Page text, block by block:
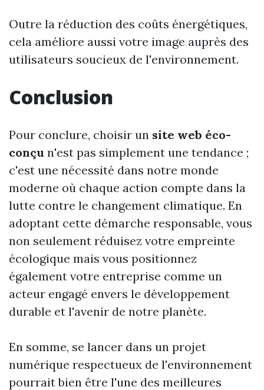
Outre la réduction des coûts énergétiques,
cela améliore aussi votre image auprès des
utilisateurs soucieux de l'environnement.
Conclusion
Pour conclure, choisir un site web éco-
conçu n'est pas simplement une tendance ;
c'est une nécessité dans notre monde
moderne où chaque action compte dans la
lutte contre le changement climatique. En
adoptant cette démarche responsable, vous
non seulement réduisez votre empreinte
écologique mais vous positionnez
également votre entreprise comme un
acteur engagé envers le développement
durable et l'avenir de notre planète.
En somme, se lancer dans un projet
numérique respectueux de l'environnement
pourrait bien être l'une des meilleures